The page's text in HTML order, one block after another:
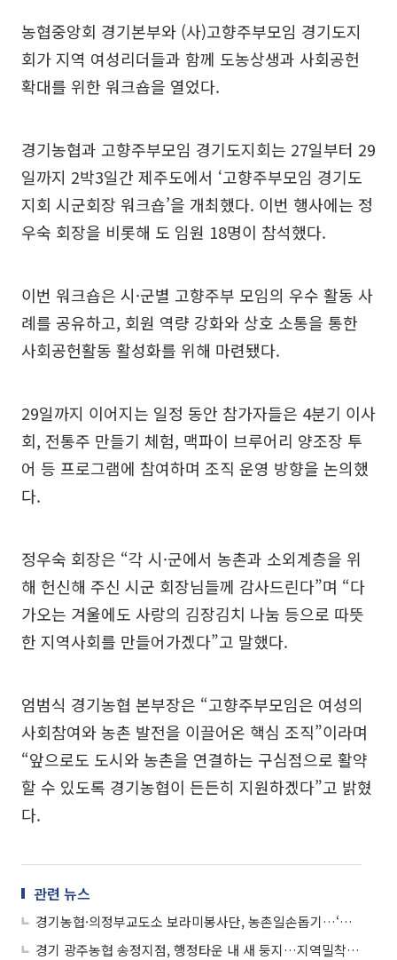
농협중앙회 경기본부와 (사)고향주부모임 경기도지
회가 지역 여성리더들과 함께 도농상생과 사회공헌
확대를 위한 워크숍을 열었다.
경기농협과 고향주부모임 경기도지회는 27일부터 29
일까지 2박3일간 제주도에서 ‘고향주부모임 경기도
지회 시군회장 워크숍’을 개최했다. 이번 행사에는 정
우숙 회장을 비롯해 도 임원 18명이 참석했다.
이번 워크숍은 시·군별 고향주부 모임의 우수 활동 사
례를 공유하고, 회원 역량 강화와 상호 소통을 통한
사회공헌활동 활성화를 위해 마련됐다.
29일까지 이어지는 일정 동안 참가자들은 4분기 이사
회, 전통주 만들기 체험, 맥파이 브루어리 양조장 투
어 등 프로그램에 참여하며 조직 운영 방향을 논의했
다.
정우숙 회장은 “각 시·군에서 농촌과 소외계층을 위
해 헌신해 주신 시군 회장님들께 감사드린다”며 “다
가오는 겨울에도 사랑의 김장김치 나눔 등으로 따뜻
한 지역사회를 만들어가겠다”고 말했다.
엄범식 경기농협 본부장은 “고향주부모임은 여성의
사회참여와 농촌 발전을 이끌어온 핵심 조직”이라며
“앞으로도 도시와 농촌을 연결하는 구심점으로 활약
할 수 있도록 경기농협이 든든히 지원하겠다”고 밝혔
다.
관련 뉴스
경기농협·의정부교도소 보라미봉사단, 농촌일손돕기…‘농심천심’ 실천
경기 광주농협 송정지점, 행정타운 내 새 둥지…지역밀착 금융거점으로 도약